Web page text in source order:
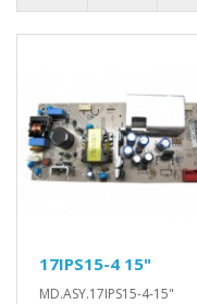
17IPS15-4 15"
MD.ASY.17IPS15-4-15"